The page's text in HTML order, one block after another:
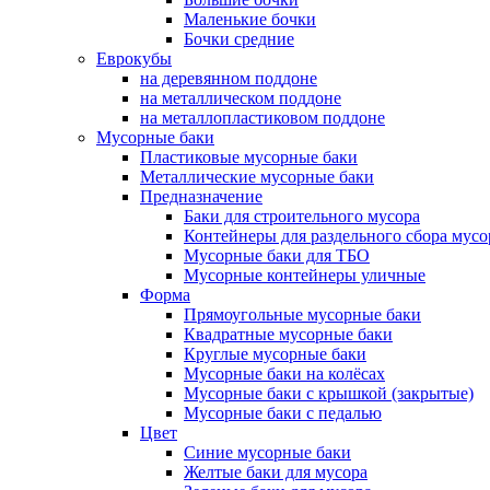
Маленькие бочки
Бочки средние
Еврокубы
на деревянном поддоне
на металлическом поддоне
на металлопластиковом поддоне
Мусорные баки
Пластиковые мусорные баки
Металлические мусорные баки
Предназначение
Баки для строительного мусора
Контейнеры для раздельного сбора
Мусорные баки для ТБО
Мусорные контейнеры уличные
Форма
Прямоугольные мусорные баки
Квадратные мусорные баки
Круглые мусорные баки
Мусорные баки на колёсах
Мусорные баки с крышкой (закрытые)
Мусорные баки с педалью
Цвет
Синие мусорные баки
Желтые баки для мусора